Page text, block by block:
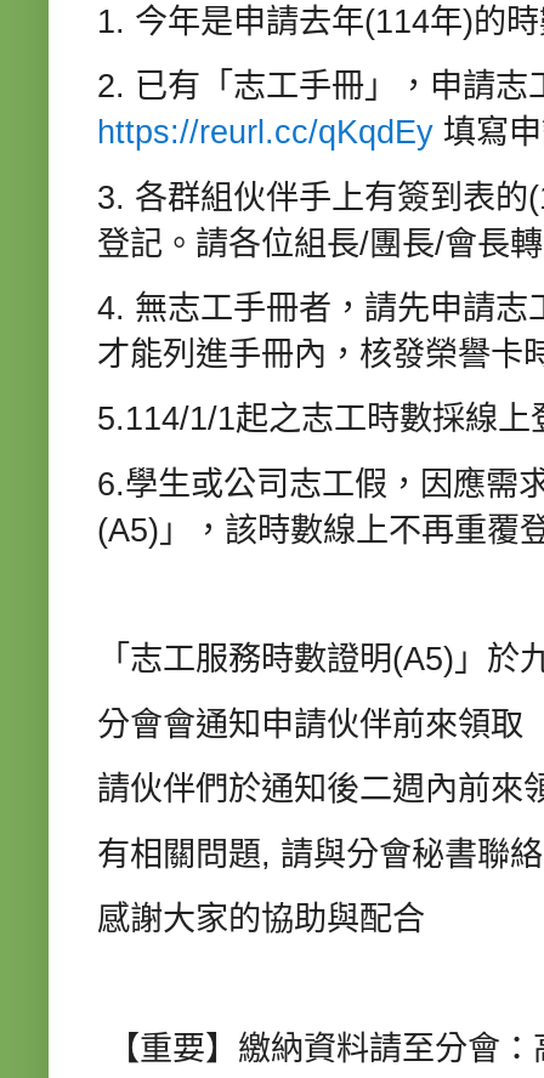
1. 今年是申請去年(114年)的
2. 已有「志工手冊」，申請志
https://reurl.cc/qKqdEy 填寫
3. 各群組伙伴手上有簽到表
登記。請各位組長/團長/會長
4. 無志工手冊者，請先申請
才能列進手冊內，核發榮譽卡
5.114/1/1起之志工時數採線
6.學生或公司志工假，因應需
(A5)」，該時數線上不再重覆
「志工服務時數證明(A5)」 於
分會會通知申請伙伴前來領取
請伙伴們於通知後二週內前來
有相關問題, 請與分會秘書聯
感謝大家的協助與配合
【重要】繳納資料請至分會